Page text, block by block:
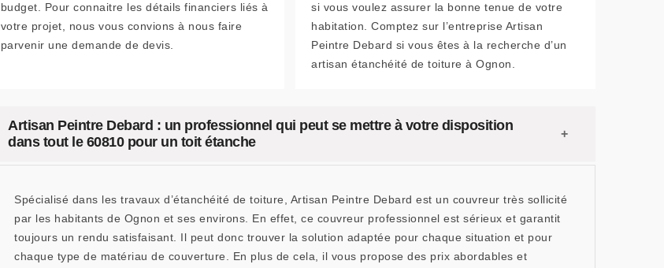
budget. Pour connaitre les détails financiers liés à
votre projet, nous vous convions à nous faire
parvenir une demande de devis.
si vous voulez assurer la bonne tenue de votre
habitation. Comptez sur l’entreprise Artisan
Peintre Debard si vous êtes à la recherche d’un
artisan étanchéité de toiture à Ognon.
Artisan Peintre Debard : un professionnel qui peut se mettre à votre disposition
dans tout le 60810 pour un toit étanche
Spécialisé dans les travaux d’étanchéité de toiture, Artisan Peintre Debard est un couvreur très sollicité
par les habitants de Ognon et ses environs. En effet, ce couvreur professionnel est sérieux et garantit
toujours un rendu satisfaisant. Il peut donc trouver la solution adaptée pour chaque situation et pour
chaque type de matériau de couverture. En plus de cela, il vous propose des prix abordables et